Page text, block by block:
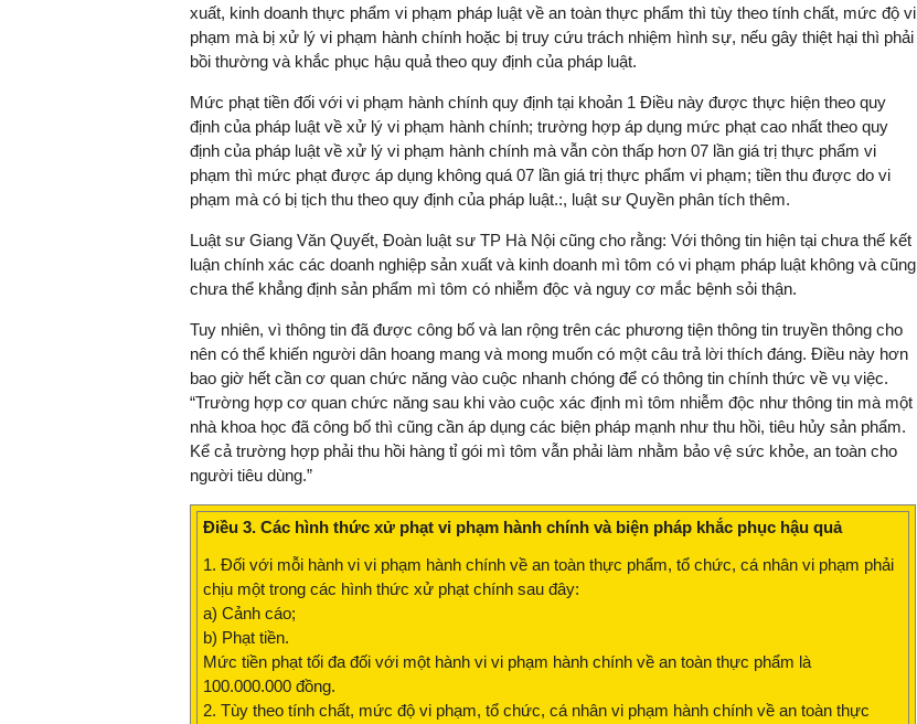
xuất, kinh doanh thực phẩm vi phạm pháp luật về an toàn thực phẩm thì tùy theo tính chất, mức độ vi
phạm mà bị xử lý vi phạm hành chính hoặc bị truy cứu trách nhiệm hình sự, nếu gây thiệt hại thì phải
bồi thường và khắc phục hậu quả theo quy định của pháp luật.
Mức phạt tiền đối với vi phạm hành chính quy định tại khoản 1 Điều này được thực hiện theo quy
định của pháp luật về xử lý vi phạm hành chính; trường hợp áp dụng mức phạt cao nhất theo quy
định của pháp luật về xử lý vi phạm hành chính mà vẫn còn thấp hơn 07 lần giá trị thực phẩm vi
phạm thì mức phạt được áp dụng không quá 07 lần giá trị thực phẩm vi phạm; tiền thu được do vi
phạm mà có bị tịch thu theo quy định của pháp luật.:, luật sư Quyền phân tích thêm.
Luật sư Giang Văn Quyết, Đoàn luật sư TP Hà Nội cũng cho rằng: Với thông tin hiện tại chưa thế kết
luận chính xác các doanh nghiệp sản xuất và kinh doanh mì tôm có vi phạm pháp luật không và cũng
chưa thể khẳng định sản phẩm mì tôm có nhiễm độc và nguy cơ mắc bệnh sỏi thận.
Tuy nhiên, vì thông tin đã được công bố và lan rộng trên các phương tiện thông tin truyền thông cho
nên có thể khiến người dân hoang mang và mong muốn có một câu trả lời thích đáng. Điều này hơn
bao giờ hết cần cơ quan chức năng vào cuộc nhanh chóng để có thông tin chính thức về vụ việc.
“Trường hợp cơ quan chức năng sau khi vào cuộc xác định mì tôm nhiễm độc như thông tin mà một
nhà khoa học đã công bố thì cũng cần áp dụng các biện pháp mạnh như thu hồi, tiêu hủy sản phẩm.
Kể cả trường hợp phải thu hồi hàng tỉ gói mì tôm vẫn phải làm nhằm bảo vệ sức khỏe, an toàn cho
người tiêu dùng.”
Điều 3. Các hình thức xử phạt vi phạm hành chính và biện pháp khắc phục hậu quả
1. Đối với mỗi hành vi vi phạm hành chính về an toàn thực phẩm, tổ chức, cá nhân vi phạm phải
chịu một trong các hình thức xử phạt chính sau đây:
a) Cảnh cáo;
b) Phạt tiền.
Mức tiền phạt tối đa đối với một hành vi vi phạm hành chính về an toàn thực phẩm là
100.000.000 đồng.
2. Tùy theo tính chất, mức độ vi phạm, tổ chức, cá nhân vi phạm hành chính về an toàn thực